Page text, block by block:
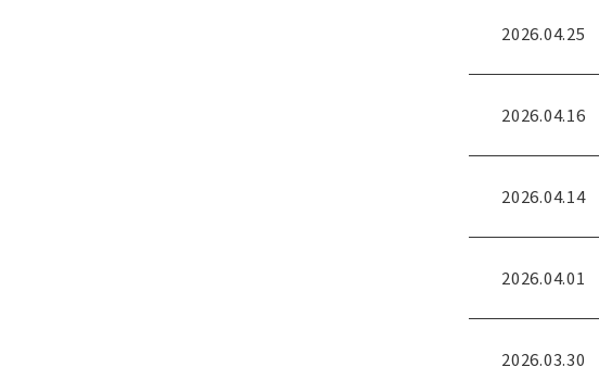
2026.04.25
2026.04.16
2026.04.14
2026.04.01
2026.03.30